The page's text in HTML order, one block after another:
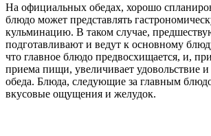
На официальных обедах, хорошо
блюдо может представлять
кульминацию. В таком случае,
подготавливают и ведут к основному
что главное блюдо предвосхищается, и,
приема пищи, увеличивает удовольствие
обеда. Блюда, следующие за главным
вкусовые ощущения и желудок.